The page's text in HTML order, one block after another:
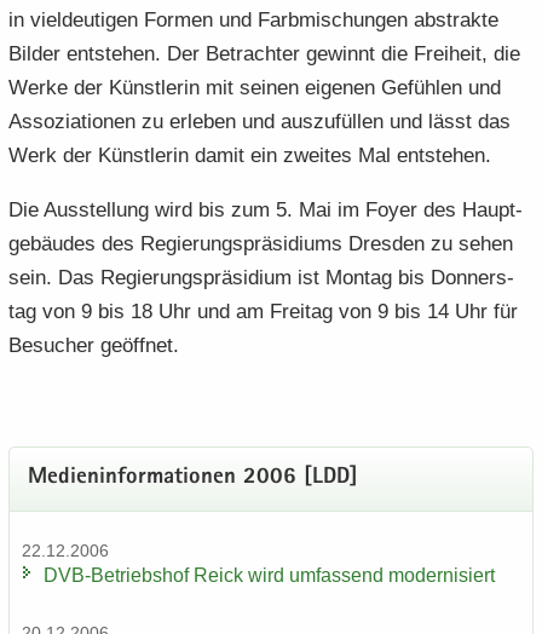
in viel­deu­ti­gen For­men und Farb­mi­schun­gen abs­trak­te
Bil­der ent­ste­hen. Der Be­trach­ter ge­winnt die Frei­heit, die
Werke der Künst­le­rin mit sei­nen ei­ge­nen Ge­füh­len und
As­so­zia­tio­nen zu er­le­ben und aus­zu­fül­len und lässt das
Werk der Künst­le­rin damit ein zwei­tes Mal ent­ste­hen.
Die Aus­stel­lung wird bis zum 5. Mai im Foyer des Haupt­
ge­bäu­des des Re­gie­rungs­prä­si­di­ums Dres­den zu sehen
sein. Das Re­gie­rungs­prä­si­di­um ist Mon­tag bis Don­ners­
tag von 9 bis 18 Uhr und am Frei­tag von 9 bis 14 Uhr für
Be­su­cher ge­öff­net.
Me­di­en­in­for­ma­tio­nen 2006 [LDD]
22.12.2006
DVB-​Betriebshof Reick wird um­fas­send mo­der­ni­siert